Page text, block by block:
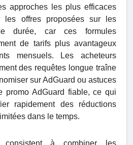
approches les plus efficaces
les offres proposées sur les
durée, car ces formules
de tarifs plus avantageux
mensuels. Les acheteurs
des requêtes longue traîne
sur AdGuard ou astuces
promo AdGuard fiable, ce qui
rapidement des réductions
dans le temps.